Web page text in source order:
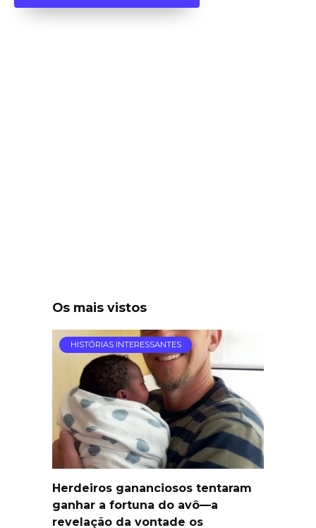
Os mais vistos
HISTÓRIAS INTERESSANTES
Herdeiros gananciosos tentaram
ganhar a fortuna do avô—a
revelação da vontade os